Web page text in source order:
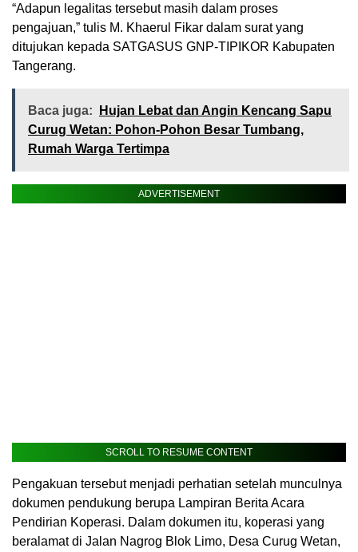
“Adapun legalitas tersebut masih dalam proses
pengajuan,” tulis M. Khaerul Fikar dalam surat yang
ditujukan kepada SATGASUS GNP-TIPIKOR Kabupaten
Tangerang.
Baca juga:
Hujan Lebat dan Angin Kencang Sapu
Curug Wetan: Pohon-Pohon Besar Tumbang,
Rumah Warga Tertimpa
ADVERTISEMENT
SCROLL TO RESUME CONTENT
Pengakuan tersebut menjadi perhatian setelah munculnya
dokumen pendukung berupa Lampiran Berita Acara
Pendirian Koperasi. Dalam dokumen itu, koperasi yang
beralamat di Jalan Nagrog Blok Limo, Desa Curug Wetan,